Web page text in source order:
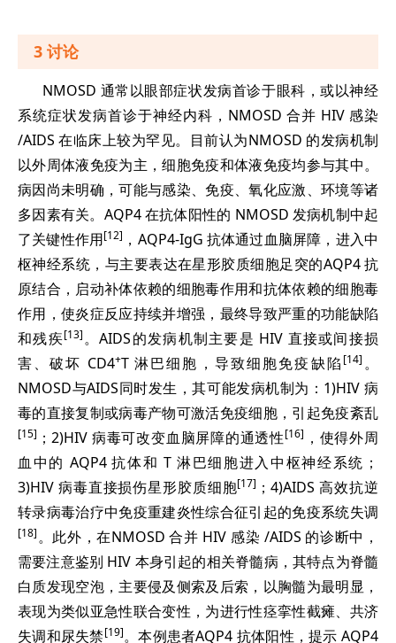
3 讨论
NMOSD 通常以眼部症状发病首诊于眼科，或以神经
系统症状发病首诊于神经内科，NMOSD 合并 HIV 感染
/AIDS 在临床上较为罕见。目前认为NMOSD 的发病机制
以外周体液免疫为主，细胞免疫和体液免疫均参与其中。
病因尚未明确，可能与感染、免疫、氧化应激、环境等诸
多因素有关。AQP4 在抗体阳性的 NMOSD 发病机制中起
了关键性作用[12] ，AQP4-IgG 抗体通过血脑屏障，进入中
枢神经系统，与主要表达在星形胶质细胞足突的AQP4 抗
原结合，启动补体依赖的细胞毒作用和抗体依赖的细胞毒
作用，使炎症反应持续并增强，最终导致严重的功能缺陷
和残疾[13]。AIDS的发病机制主要是 HIV 直接或间接损
害、破坏 CD4+T 淋巴细胞，导致细胞免疫缺陷 [14] 。
NMOSD与AIDS同时发生，其可能发病机制为：1)HIV 病
毒的直接复制或病毒产物可激活免疫细胞，引起免疫紊乱
[15] ；2)HIV 病毒可改变血脑屏障的通透性[16] ，使得外周
血中的 AQP4 抗体和 T 淋巴细胞进入中枢神经系统；
3)HIV 病毒直接损伤星形胶质细胞[17] ；4)AIDS 高效抗逆
转录病毒治疗中免疫重建炎性综合征引起的免疫系统失调
[18]。此外，在NMOSD 合并 HIV 感染 /AIDS 的诊断中，
需要注意鉴别 HIV 本身引起的相关脊髓病，其特点为脊髓
白质发现空泡，主要侵及侧索及后索，以胸髓为最明显，
表现为类似亚急性联合变性，为进行性痉挛性截瘫、共济
失调和尿失禁[19]。本例患者AQP4 抗体阳性，提示 AQP4